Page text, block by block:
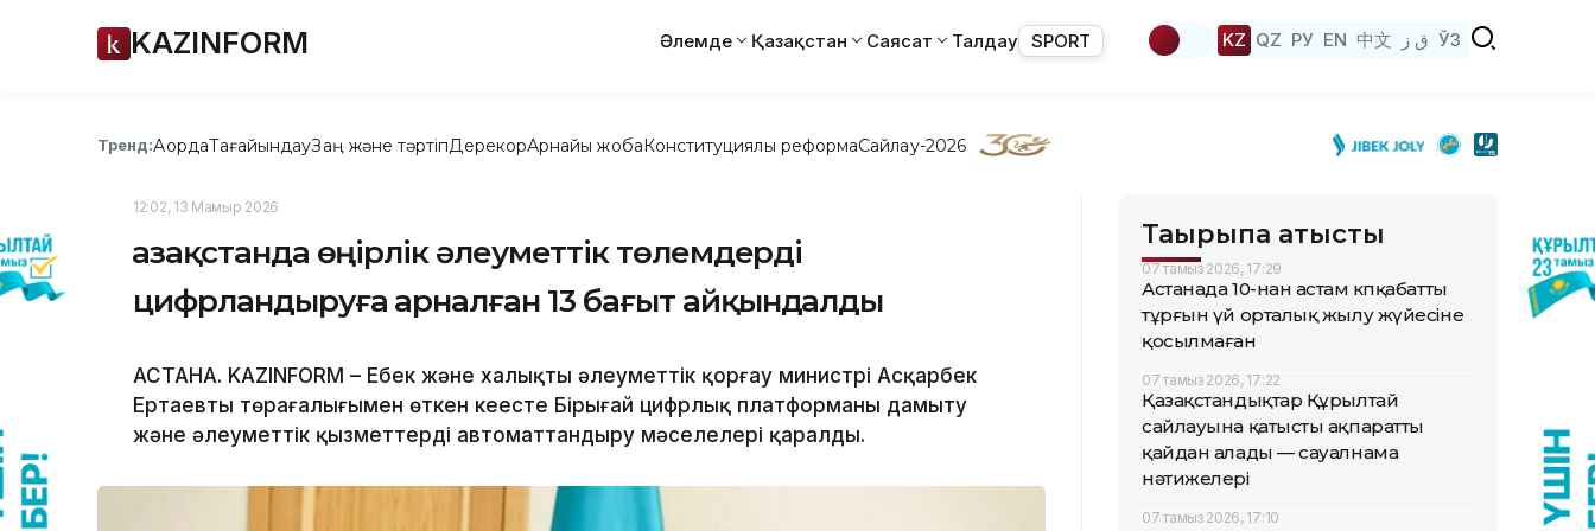
KAZINFORM Әлемде Қазақстан Саясат Талдау SPORT KZ QZ РУ EN 中文 ق ز ЎЗ
Тренд:АқордаТағайындауЗаң және тәртіпДерекқорАрнайы жобаКонституциялық реформаСайлау-2026
12:02, 13 Мамыр 2026
Қазақстанда өңірлік әлеуметтік төлемдерді
цифрландыруға арналған 13 бағыт айқындалды
АСТАНА. KAZINFORM – Еңбек және халықты әлеуметтік қорғау министрі Асқарбек
Ертаевтың төрағалығымен өткен кеңесте Бірыңғай цифрлық платформаны дамыту
және әлеуметтік қызметтерді автоматтандыру мәселелері қаралды.
Тақырыпқа қатысты
07 тамыз 2026, 17:29
Астанада 10-нан астам көпқабатты
тұрғын үй орталық жылу жүйесіне
қосылмаған
07 тамыз 2026, 17:22
Қазақстандықтар Құрылтай
сайлауына қатысты ақпаратты
қайдан алады — сауалнама
нәтижелері
07 тамыз 2026, 17:10